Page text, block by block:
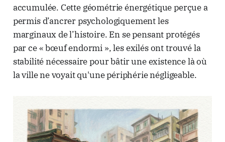
accumulée. Cette géométrie énergétique perçue a
permis d’ancrer psychologiquement les
marginaux de l’histoire. En se pensant protégés
par ce « bœuf endormi », les exilés ont trouvé la
stabilité nécessaire pour bâtir une existence là où
la ville ne voyait qu'une périphérie négligeable.